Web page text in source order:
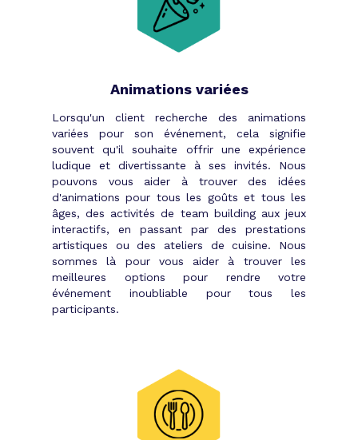
Animations variées
Lorsqu'un client recherche des animations
variées pour son événement, cela signifie
souvent qu'il souhaite offrir une expérience
ludique et divertissante à ses invités. Nous
pouvons vous aider à trouver des idées
d'animations pour tous les goûts et tous les
âges, des activités de team building aux jeux
interactifs, en passant par des prestations
artistiques ou des ateliers de cuisine. Nous
sommes là pour vous aider à trouver les
meilleures options pour rendre votre
événement inoubliable pour tous les
participants.